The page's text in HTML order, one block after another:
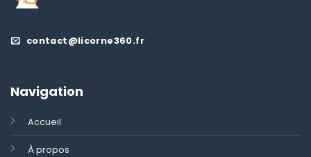
contact@licorne360.fr
Navigation
Accueil
À propos